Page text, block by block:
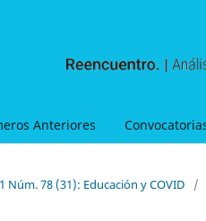
Anteriores
Núm. 78 (31): Educación y COVID /